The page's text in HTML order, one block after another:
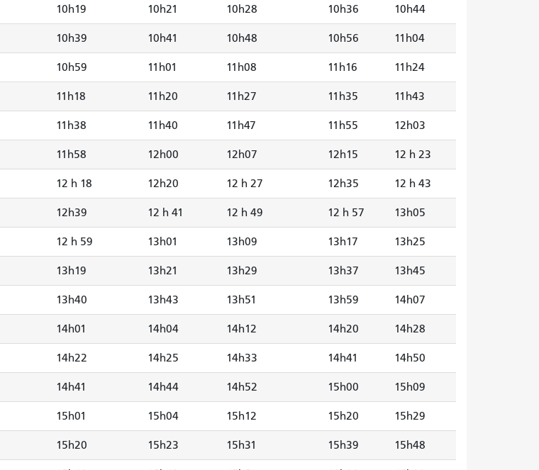
10h19 10h21 10h28 10h36 10h44
10h39 10h41 10h48 10h56 11h04
10h59 11h01 11h08 11h16 11h24
11h18 11h20 11h27 11h35 11h43
11h38 11h40 11h47 11h55 12h03
11h58 12h00 12h07 12h15 12 h 23
12 h 18 12h20 12 h 27 12h35 12 h 43
12h39 12 h 41 12 h 49 12 h 57 13h05
12 h 59 13h01 13h09 13h17 13h25
13h19 13h21 13h29 13h37 13h45
13h40 13h43 13h51 13h59 14h07
14h01 14h04 14h12 14h20 14h28
14h22 14h25 14h33 14h41 14h50
14h41 14h44 14h52 15h00 15h09
15h01 15h04 15h12 15h20 15h29
15h20 15h23 15h31 15h39 15h48